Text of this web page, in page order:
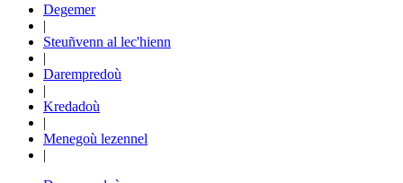
Degemer
|
Steuñvenn al lec'hienn
|
Darempredoù
|
Kredadoù
|
Menegoù lezennel
|